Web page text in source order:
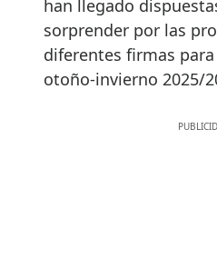
han llegado
sorprender por las
diferentes firmas
otoño-invierno 2025/